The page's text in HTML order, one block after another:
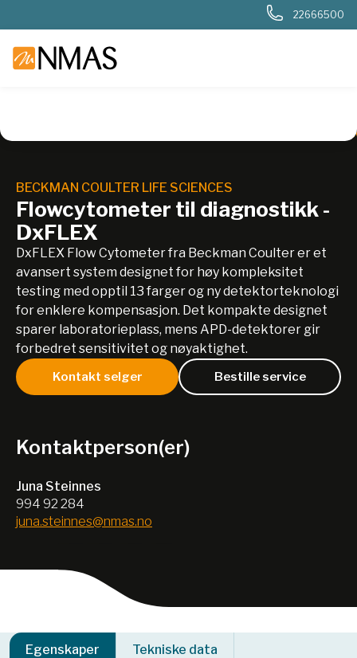
22666500
BECKMAN COULTER LIFE SCIENCES
Flowcytometer til diagnostikk -
DxFLEX
DxFLEX Flow Cytometer fra Beckman Coulter er et
avansert system designet for høy kompleksitet
testing med opptil 13 farger og ny detektorteknologi
for enklere kompensasjon. Det kompakte designet
sparer laboratorieplass, mens APD-detektorer gir
forbedret sensitivitet og nøyaktighet.
Kontakt selger Bestille service
Kontaktperson(er)
Juna Steinnes
994 92 284
juna.steinnes@nmas.no
Egenskaper Tekniske data